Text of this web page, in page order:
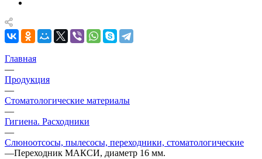
Главная
—
Продукция
—
Стоматологические материалы
—
Гигиена. Расходники
—
Слюноотсосы, пылесосы, переходники, стоматологические
—Переходник МАКСИ, диаметр 16 мм.